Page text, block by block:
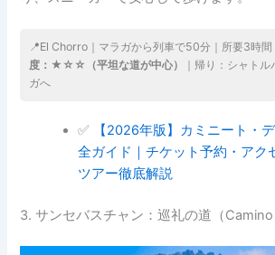
📍El Chorro｜マラガから列車で50分｜所要3時
度：★☆☆（平坦な道が中心）
｜帰り：シャト
ガへ
✅
【2026年版】カミニート・
全ガイド｜チケット予約・アク
ツアー徹底解説
3. サンセバスチャン：巡礼の道（Camino